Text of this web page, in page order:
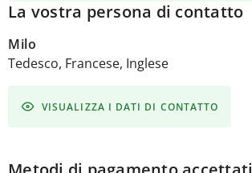
La vostra persona di contatto
Milo
Tedesco, Francese, Inglese
VISUALIZZA I DATI DI CONTATTO